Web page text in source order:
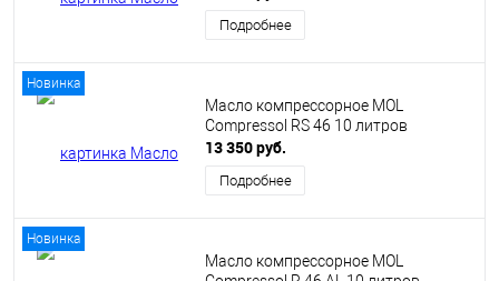
Подробнее
Новинка
Масло компрессорное MOL
Compressol RS 46 10 литров
13 350 руб.
Подробнее
Новинка
Масло компрессорное MOL